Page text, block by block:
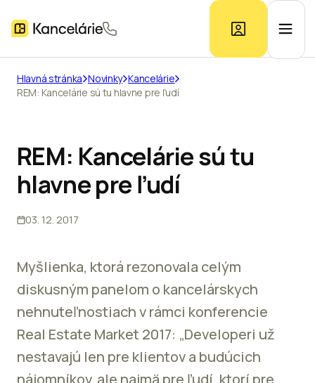
Prieskum trhu
Hlavná stránka Novinky Kancelárie
REM: Kancelárie sú tu hlavne pre ľudí
REM: Kancelárie sú tu
hlavne pre ľudí
03. 12. 2017
Myšlienka, ktorá rezonovala celým
diskusným panelom o kancelárskych
nehnuteľnostiach v rámci konferencie
Real Estate Market 2017: „Developeri už
nestavajú len pre klientov a budúcich
nájomníkov, ale najmä pre ľudí, ktorí pre